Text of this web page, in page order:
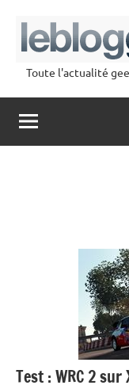
contenu
Toute l'actualité
Test : WRC 2 sur